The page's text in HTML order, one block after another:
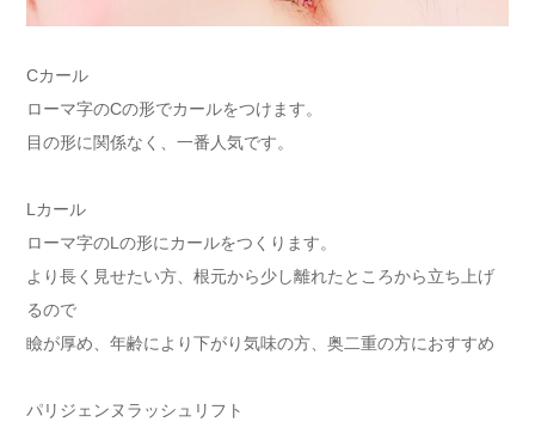
Cカール
ローマ字のCの形でカールをつけます。
目の形に関係なく、一番人気です。
Lカール
ローマ字のLの形にカールをつくります。
より長く見せたい方、根元から少し離れたところから立ち上げ
るので
瞼が厚め、年齢により下がり気味の方、奥二重の方におすすめ
パリジェンヌラッシュリフト